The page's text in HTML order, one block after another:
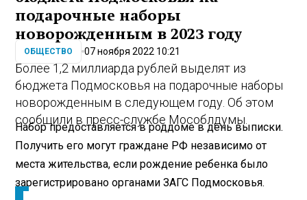
подарочные наборы
новорожденным в 2023 году
ОБЩЕСТВО 07 ноября 2022 10:21
Более 1,2 миллиарда рублей выделят из
бюджета Подмосковья на подарочные наборы
новорожденным в следующем году. Об этом
сообщили в пресс-службе Мособлдумы.
Набор предоставляется в роддоме в день выписки.
Получить его могут граждане РФ независимо от
места жительства, если рождение ребенка было
зарегистрировано органами ЗАГС Подмосковья.